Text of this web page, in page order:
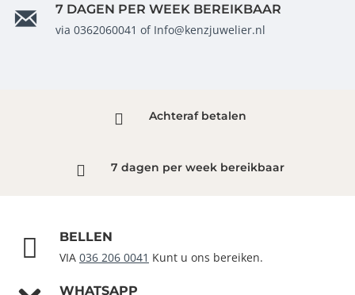
7 DAGEN PER WEEK BEREIKBAAR
via 0362060041 of Info@kenzjuwelier.nl
Achteraf betalen
7 dagen per week bereikbaar
BELLEN
VIA 036 206 0041 Kunt u ons bereiken.
WHATSAPP